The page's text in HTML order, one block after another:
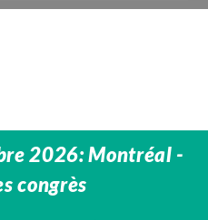
2026: Montréal -
congrès